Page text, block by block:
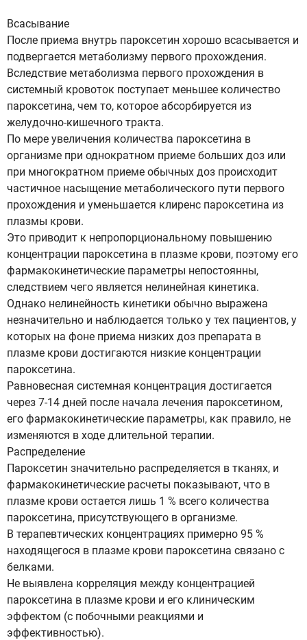
Всасывание
После приема внутрь пароксетин хорошо всасывается и
подвергается метаболизму первого прохождения.
Вследствие метаболизма первого прохождения в
системный кровоток поступает меньшее количество
пароксетина, чем то, которое абсорбируется из
желудочно-кишечного тракта.
По мере увеличения количества пароксетина в
организме при однократном приеме больших доз или
при многократном приеме обычных доз происходит
частичное насыщение метаболического пути первого
прохождения и уменьшается клиренс пароксетина из
плазмы крови.
Это приводит к непропорциональному повышению
концентрации пароксетина в плазме крови, поэтому его
фармакокинетические параметры непостоянны,
следствием чего является нелинейная кинетика.
Однако нелинейность кинетики обычно выражена
незначительно и наблюдается только у тех пациентов, у
которых на фоне приема низких доз препарата в
плазме крови достигаются низкие концентрации
пароксетина.
Равновесная системная концентрация достигается
через 7-14 дней после начала лечения пароксетином,
его фармакокинетические параметры, как правило, не
изменяются в ходе длительной терапии.
Распределение
Пароксетин значительно распределяется в тканях, и
фармакокинетические расчеты показывают, что в
плазме крови остается лишь 1 % всего количества
пароксетина, присутствующего в организме.
В терапевтических концентрациях примерно 95 %
находящегося в плазме крови пароксетина связано с
белками.
Не выявлена корреляция между концентрацией
пароксетина в плазме крови и его клиническим
эффектом (с побочными реакциями и
эффективностью).